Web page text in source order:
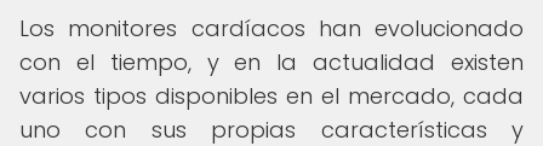
Los monitores cardíacos han evolucionado
con el tiempo, y en la actualidad existen
varios tipos disponibles en el mercado, cada
uno con sus propias características y